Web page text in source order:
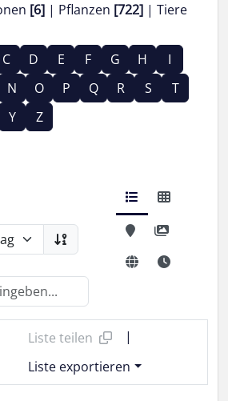
[6] Pflanzen [722]
Tiere
C D E F G H
I
N O P Q R S
T
Y Z
Liste teilen
|
Liste exportieren